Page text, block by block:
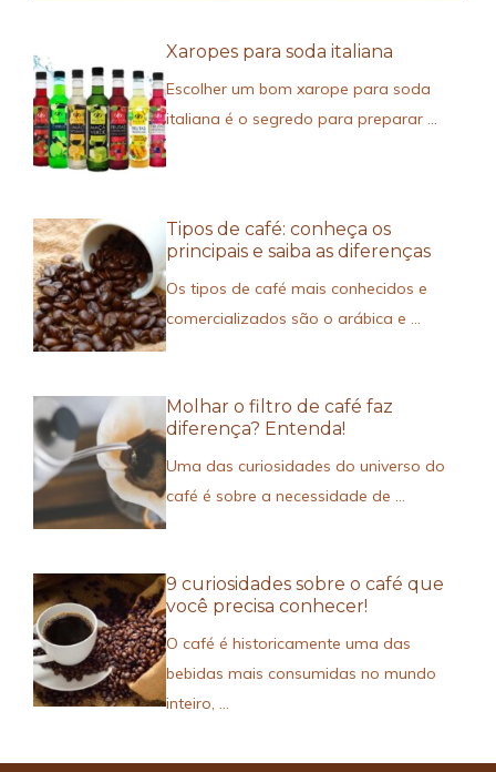
Xaropes para soda italiana
Escolher um bom xarope para soda
italiana é o segredo para preparar ...
Tipos de café: conheça os
principais e saiba as diferenças
Os tipos de café mais conhecidos e
comercializados são o arábica e ...
Molhar o filtro de café faz
diferença? Entenda!
Uma das curiosidades do universo do
café é sobre a necessidade de ...
9 curiosidades sobre o café que
você precisa conhecer!
O café é historicamente uma das
bebidas mais consumidas no mundo
inteiro, ...